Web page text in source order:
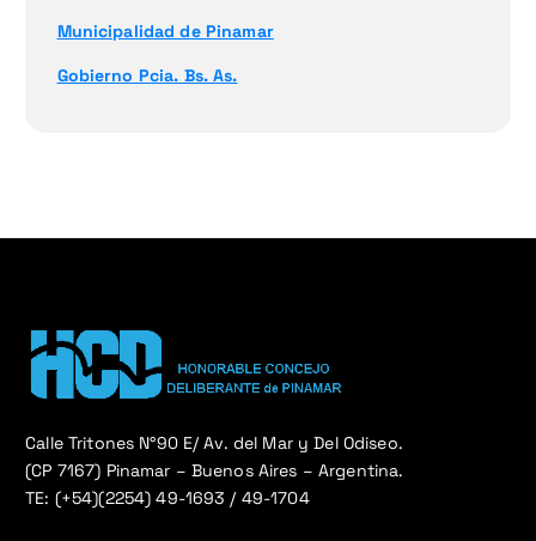
Municipalidad de Pinamar
Gobierno Pcia. Bs. As.
Calle Tritones N°90 E/ Av. del Mar y Del Odiseo.
(CP 7167) Pinamar – Buenos Aires – Argentina.
TE: (+54)(2254) 49-1693 / 49-1704